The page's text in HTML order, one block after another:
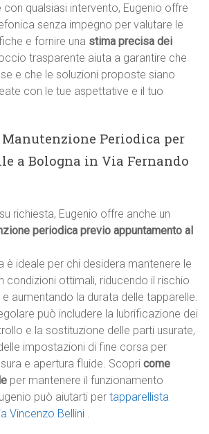
qualsiasi intervento, Eugenio offre
senza impegno per valutare le
e fornire una stima precisa dei
trasparente aiuta a garantire che
e che le soluzioni proposte siano
con le tue aspettative e il tuo
Periodica per
a Bologna in Via Fernando
richiesta, Eugenio offre anche un
periodica previo appuntamento al
è ideale per chi desidera mantenere le
condizioni ottimali, riducendo il rischio
aumentando la durata delle tapparelle.
può includere la lubrificazione dei
e la sostituzione delle parti usurate,
impostazioni di fine corsa per
e apertura fluide. Scopricome
per mantenere il funzionamento
può aiutarti pertapparellista
Vincenzo Bellini .